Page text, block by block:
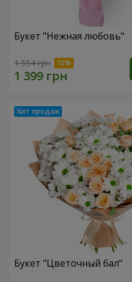
Букет "Нежная любовь"
1 554 грн
Букет "Цветочный бал"